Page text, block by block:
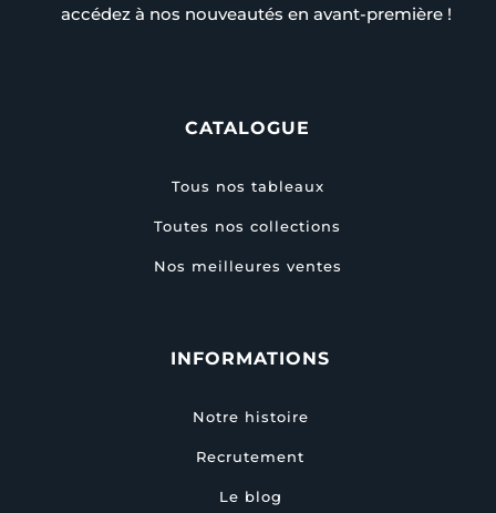
accédez à nos nouveautés en avant-première !
CATALOGUE
Tous nos tableaux
Toutes nos collections
Nos meilleures ventes
INFORMATIONS
Notre histoire
Recrutement
Le blog